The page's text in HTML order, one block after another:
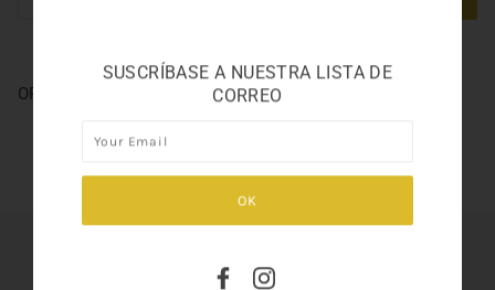
OP BLACK SET
SHARE THIS
SUSCRÍBASE A NUESTRA LISTA DE
CORREO